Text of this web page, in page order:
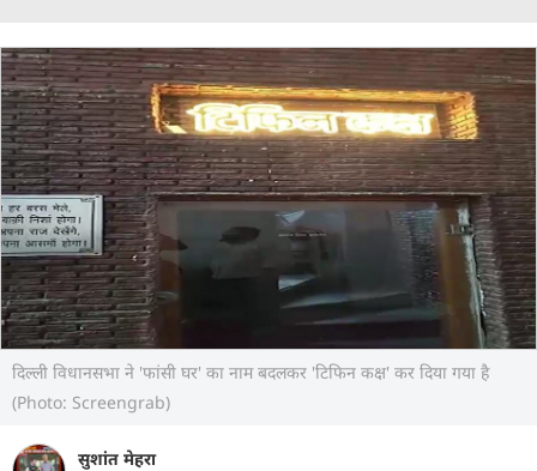
दिल्ली विधानसभा ने 'फांसी घर' का नाम बदलकर 'टिफिन कक्ष' कर दिया गया है
(Photo: Screengrab)
सुशांत मेहरा